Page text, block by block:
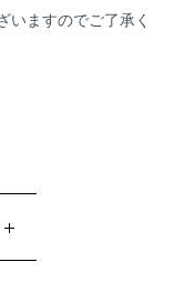
いますのでご了承く